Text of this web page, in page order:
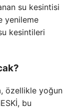
su kesintisi
yenileme
kesintileri
özellikle yoğun
bu